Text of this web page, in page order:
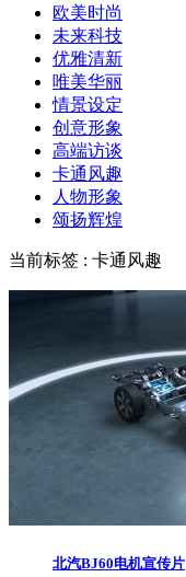
欧美时尚
未来科技
优雅清新
唯美华丽
情景设定
创意形象
高端访谈
卡通风趣
人物形象
颂扬辉煌
当前标签 : 卡通风趣
北汽BJ60电机宣传片